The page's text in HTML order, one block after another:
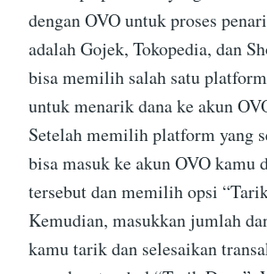
dengan OVO untuk proses
adalah Gojek, Tokopedia, dan
bisa memilih salah satu
untuk menarik dana ke akun
Setelah memilih platform yang
bisa masuk ke akun OVO kamu
tersebut dan memilih opsi
Kemudian, masukkan jumlah
kamu tarik dan selesaikan